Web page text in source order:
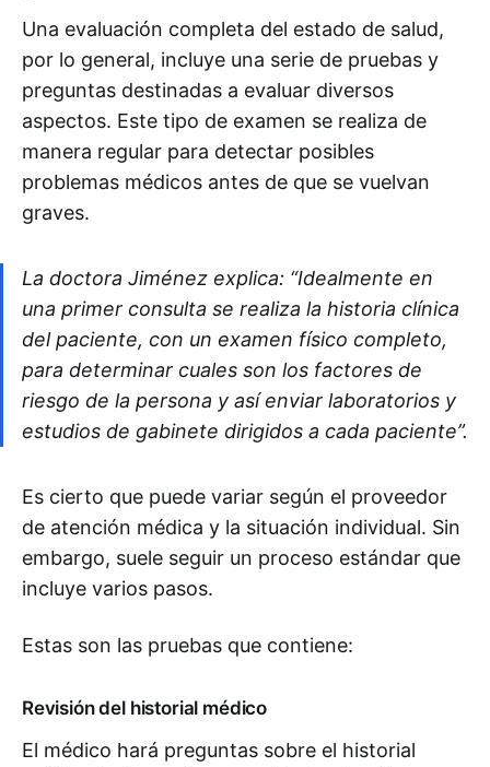
Una evaluación completa del estado de salud,
por lo general, incluye una serie de pruebas y
preguntas destinadas a evaluar diversos
aspectos. Este tipo de examen se realiza de
manera regular para detectar posibles
problemas médicos antes de que se vuelvan
graves.
La doctora Jiménez explica: “Idealmente en
una primer consulta se realiza la historia clínica
del paciente, con un examen físico completo,
para determinar cuales son los factores de
riesgo de la persona y así enviar laboratorios y
estudios de gabinete dirigidos a cada paciente”.
Es cierto que puede variar según el proveedor
de atención médica y la situación individual. Sin
embargo, suele seguir un proceso estándar que
incluye varios pasos.
Estas son las pruebas que contiene:
Revisión del historial médico
El médico hará preguntas sobre el historial